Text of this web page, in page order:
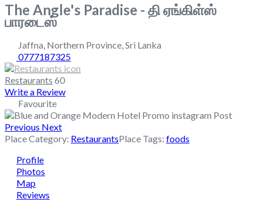
The Angle's Paradise - தி ஏங்கிள்ஸ்
பாரடைஸ்
Jaffna Northern Province Sri Lanka
0777187325
Restaurants 60
Write a Review
Favourite
Previous Next
Place Category: RestaurantsPlace Tags: foods
Profile
Photos
Map
Reviews